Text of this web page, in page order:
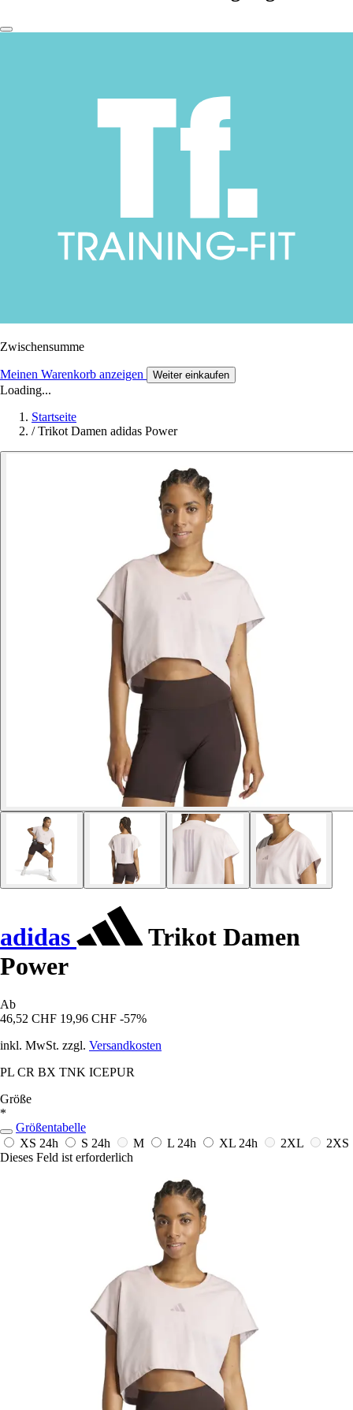
Zwischensumme
Meinen Warenkorb anzeigen Weiter einkaufen
Loading...
Startseite
/ Trikot Damen adidas Power
adidas
Trikot Damen
Power
Ab
46,52 CHF 19,96 CHF -57%
inkl. MwSt. zzgl. Versandkosten
PL CR BX TNK ICEPUR
Größe
*
Größentabelle
XS 24h S 24h M L 24h XL 24h 2XL
2XS
Dieses Feld ist erforderlich